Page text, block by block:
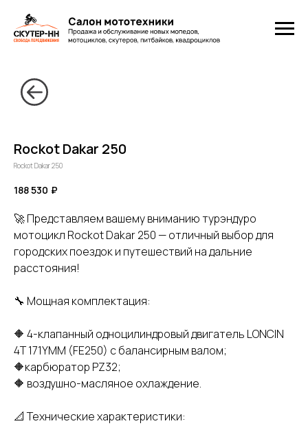
Rockot Dakar 250
Rockot Dakar 250
188 530 ₽
🚀 Представляем вашему вниманию турэндуро
мотоцикл Rockot Dakar 250 — отличный выбор для
городских поездок и путешествий на дальние
расстояния!
🔧 Мощная комплектация:
🔶 4-клапанный одноцилиндровый двигатель LONCIN
4Т 171YMM (FE250) с балансирным валом;
🔶карбюратор PZ32;
🔶 воздушно-масляное охлаждение.
📐 Технические характеристики: